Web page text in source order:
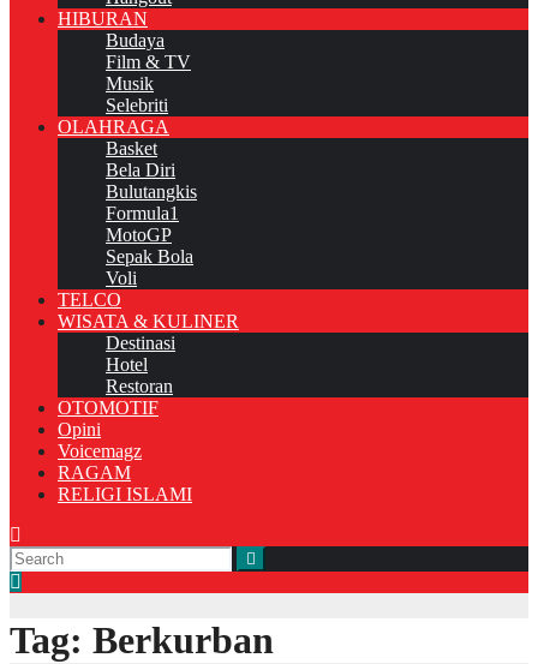
HIBURAN
Budaya
Film & TV
Musik
Selebriti
OLAHRAGA
Basket
Bela Diri
Bulutangkis
Formula1
MotoGP
Sepak Bola
Voli
TELCO
WISATA & KULINER
Destinasi
Hotel
Restoran
OTOMOTIF
Opini
Voicemagz
RAGAM
RELIGI ISLAMI
Tag: Berkurban